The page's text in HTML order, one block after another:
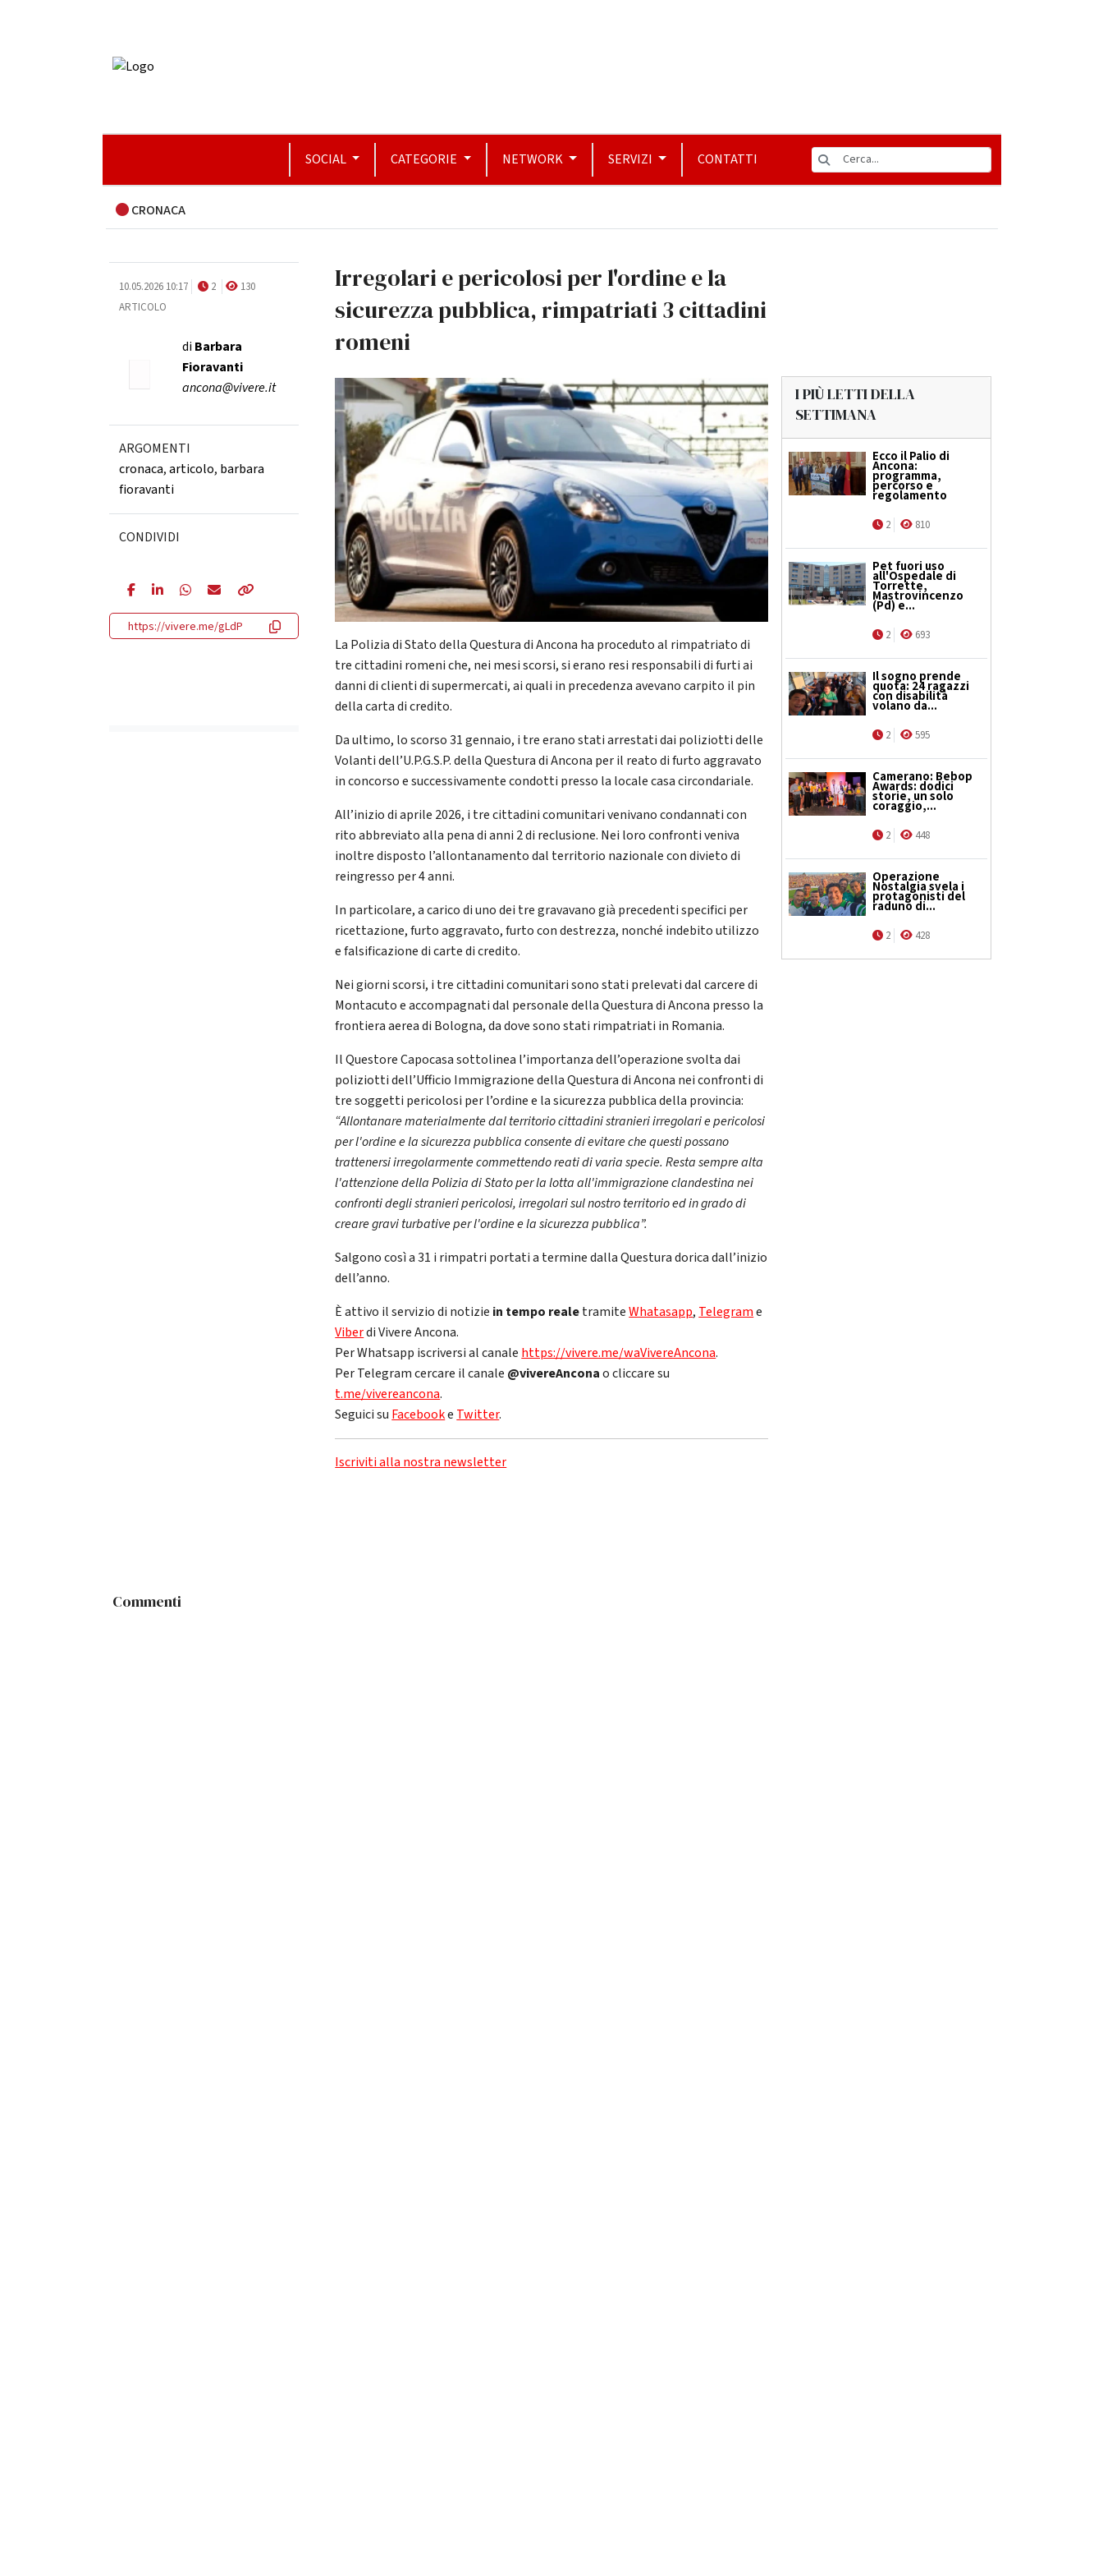
SOCIAL CATEGORIE NETWORK SERVIZI CONTATTI
CRONACA
10.05.2026 10:17 2
130
ARTICOLO
diBarbara
Fioravanti
ancona@vivere.it
ARGOMENTI
cronaca,articolo, barbara
fioravanti
CONDIVIDI
https://vivere.me/gLdP
Irregolari e pericolosi per l'ordine e la
sicurezza pubblica, rimpatriati 3 cittadini
romeni
La Polizia di Stato della Questura di Ancona ha proceduto al rimpatriato di
tre cittadini romeni che, nei mesi scorsi, si erano resi responsabili di furti ai
danni di clienti di supermercati, ai quali in precedenza avevano carpito il pin
della carta di credito.
Da ultimo, lo scorso 31 gennaio, i tre erano stati arrestati dai poliziotti delle
Volanti dell’U.P.G.S.P. della Questura di Ancona per il reato di furto aggravato
in concorso e successivamente condotti presso la locale casa circondariale.
All’inizio di aprile 2026, i tre cittadini comunitari venivano condannati con
rito abbreviato alla pena di anni 2 di reclusione. Nei loro confronti veniva
inoltre disposto l’allontanamento dal territorio nazionale con divieto di
reingresso per 4 anni.
In particolare, a carico di uno dei tre gravavano già precedenti specifici per
ricettazione, furto aggravato, furto con destrezza, nonché indebito utilizzo
e falsificazione di carte di credito.
Nei giorni scorsi, i tre cittadini comunitari sono stati prelevati dal carcere di
Montacuto e accompagnati dal personale della Questura di Ancona presso la
frontiera aerea di Bologna, da dove sono stati rimpatriati in Romania.
Il Questore Capocasa sottolinea l’importanza dell’operazione svolta dai
poliziotti dell’Ufficio Immigrazione della Questura di Ancona nei confronti di
tre soggetti pericolosi per l’ordine e la sicurezza pubblica della provincia:
“Allontanare materialmente dal territorio cittadini stranieri irregolari e pericolosi
per l'ordine e la sicurezza pubblica consente di evitare che questi possano
trattenersi irregolarmente commettendo reati di varia specie. Resta sempre alta
l'attenzione della Polizia di Stato per la lotta all'immigrazione clandestina nei
confronti degli stranieri pericolosi, irregolari sul nostro territorio ed in grado di
creare gravi turbative per l'ordine e la sicurezza pubblica”.
Salgono così a 31 i rimpatri portati a termine dalla Questura dorica dall’inizio
dell’anno.
È attivo il servizio di notizie in tempo realetramiteWhatasapp, Telegrame
Viberdi Vivere Ancona.
Per Whatsapp iscriversi al canale https://vivere.me/waVivereAncona.
Per Telegram cercare il canale @vivereAnconao cliccare su
t.me/vivereancona.
Seguici su Facebooke Twitter.
Iscriviti alla nostra newsletter
I PIÙ LETTI DELLA
SETTIMANA
Ecco il Palio di
Ancona:
programma,
percorso e
regolamento
2 810
Pet fuori uso
all'Ospedale di
Torrette,
Mastrovincenzo
(Pd) e...
2 693
Il sogno prende
quota: 24 ragazzi
con disabilità
volano da...
2 595
Camerano: Bebop
Awards: dodici
storie, un solo
coraggio,...
2 448
Operazione
Nostalgia svela i
protagonisti del
raduno di...
2 428
Commenti